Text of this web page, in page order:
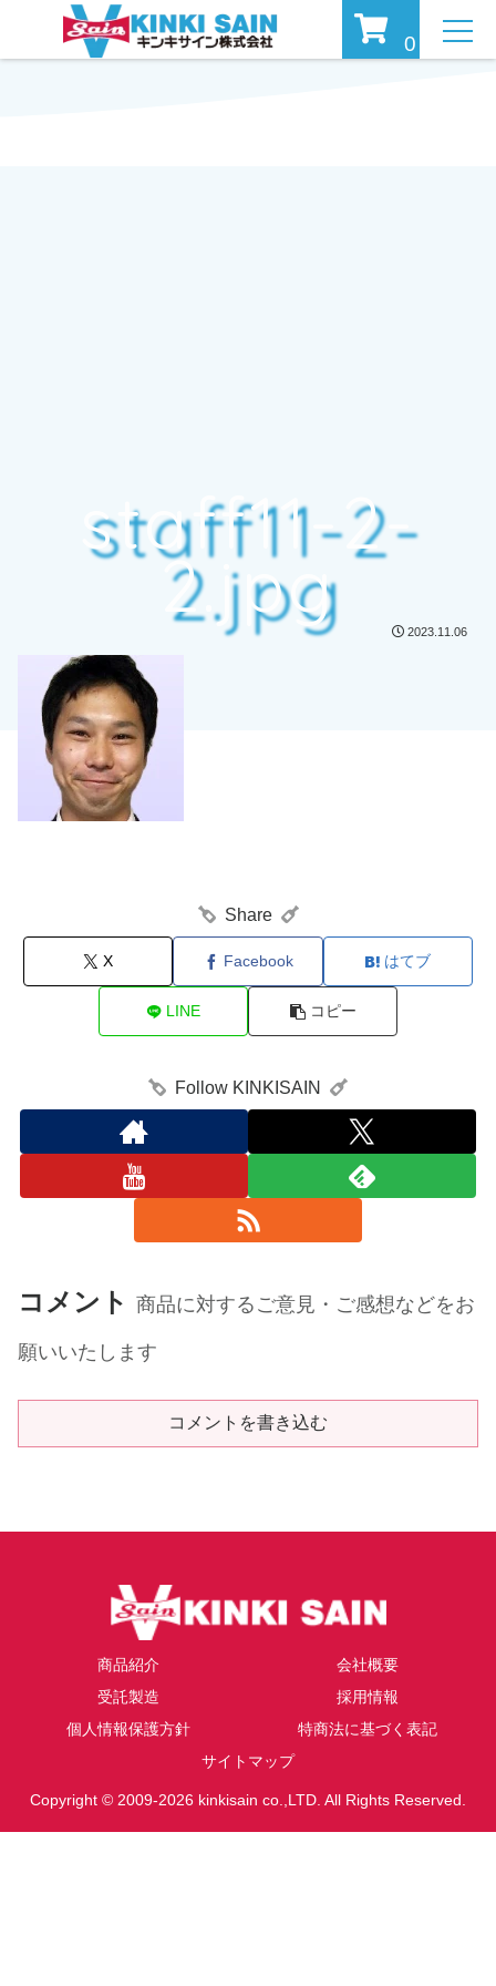
staff11-2-
2.jpg
2023.11.06
Share
X Facebook はてブ
LINE コピー
Follow KINKISAIN
コメント 商品に対するご意見・ご感想などをお
願いいたします
コメントを書き込む
商品紹介
会社概要
受託製造
採用情報
個人情報保護方針
特商法に基づく表記
サイトマップ
Copyright © 2009-2026 kinkisain co.,LTD. All Rights Reserved.
0